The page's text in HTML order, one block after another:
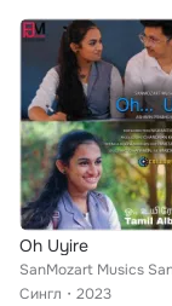
Oh Uyire
Сингл
2023